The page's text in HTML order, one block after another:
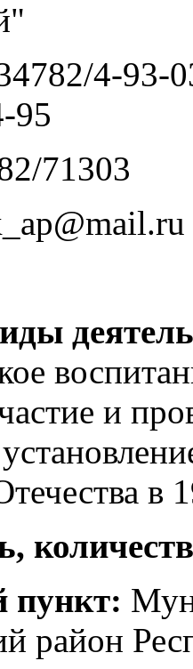
4-93-
95
71303
и
в
пункт:
район